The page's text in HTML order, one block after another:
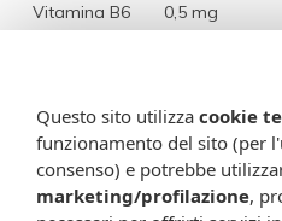
Vitamina B6 0,5 mg
*Valori Nutritivi di Riferimento
1169/2011
Modalità d'uso
Questo sito utilizza cookie
funzionamento del sito (per
consenso) e potrebbe
marketing/profilazione,